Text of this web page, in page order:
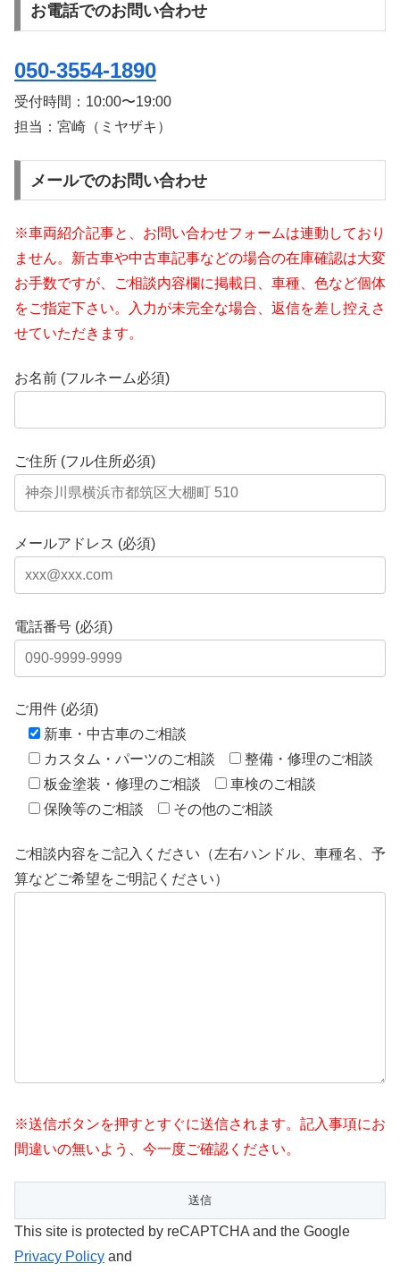
お電話でのお問い合わせ
050-3554-1890
受付時間： 10:00〜19:00
担当：宮崎（ミヤザキ）
メールでのお問い合わせ
※車両紹介記事と、お問い合わせフォームは連動しており
ません。新古車や中古車記事などの場合の在庫確認は大変
お手数ですが、ご相談内容欄に掲載日、車種、色など個体
をご指定下さい。入力が未完全な場合、返信を差し控えさ
せていただきます。
お名前 (フルネーム必須)
ご住所 (フル住所必須)
メールアドレス (必須)
電話番号 (必須)
ご用件 (必須)
新車・中古車のご相談
カスタム・パーツのご相談
整備・修理のご相談
板金塗装・修理のご相談
車検のご相談
保険等のご相談
その他のご相談
ご相談内容をご記入ください（左右ハンドル、車種名、予
算などご希望をご明記ください）
※送信ボタンを押すとすぐに送信されます。記入事項にお
間違いの無いよう、今一度ご確認ください。
This site is protected by reCAPTCHA and the Google
Privacy Policy and